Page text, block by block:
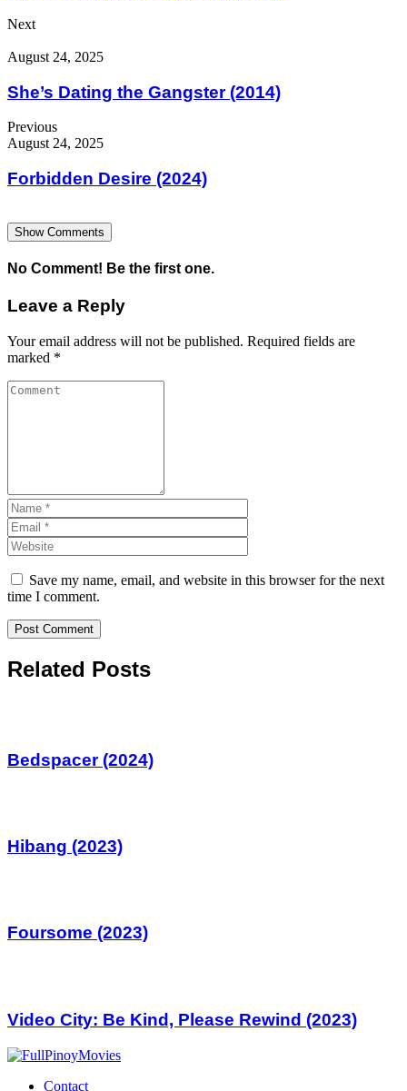
Next
August 24, 2025
She’s Dating the Gangster (2014)
Previous
August 24, 2025
Forbidden Desire (2024)
Show Comments
No Comment! Be the first one.
Leave a Reply
Your email address will not be published. Required fields are
marked *
Save my name, email, and website in this browser for the next
time I comment.
Related Posts
Bedspacer (2024)
Hibang (2023)
Foursome (2023)
Video City: Be Kind, Please Rewind (2023)
Contact